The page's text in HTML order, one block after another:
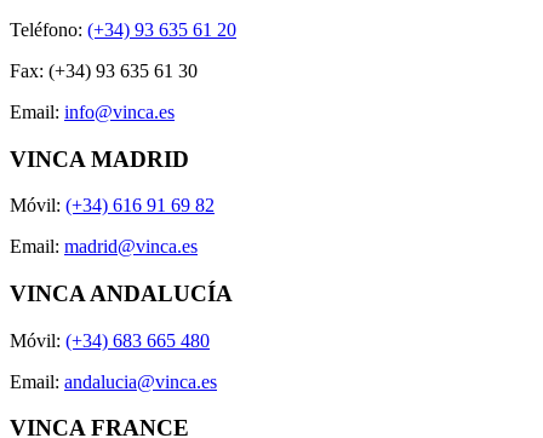
Teléfono: (+34) 93 635 61 20
Fax: (+34) 93 635 61 30
Email: info@vinca.es
VINCA MADRID
Móvil: (+34) 616 91 69 82
Email: madrid@vinca.es
VINCA ANDALUCÍA
Móvil: (+34) 683 665 480
Email: andalucia@vinca.es
VINCA FRANCE